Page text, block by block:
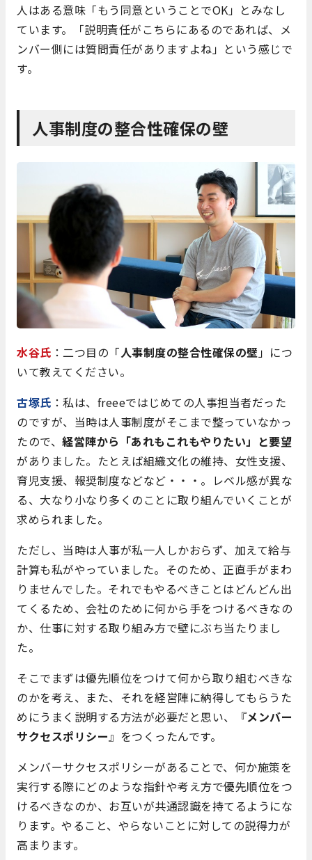
人はある意味「もう同意ということでOK」とみなし
ています。「説明責任がこちらにあるのであれば、メ
ンバー側には質問責任がありますよね」という感じで
す。
人事制度の整合性確保の壁
水谷氏 ：二つ目の「人事制度の整合性確保の壁」につ
いて教えてください。
古塚氏 ：私は、freeeではじめての人事担当者だった
のですが、当時は人事制度がそこまで整っていなかっ
たので、 経営陣から「あれもこれもやりたい」と要望
がありました。たとえば組織文化の維持、女性支援、
育児支援、報奨制度などなど・・・。レベル感が異な
る、大なり小なり多くのことに取り組んでいくことが
求められました。
ただし、当時は人事が私一人しかおらず、加えて給与
計算も私がやっていました。そのため、正直手がまわ
りませんでした。それでもやるべきことはどんどん出
てくるため、会社のために何から手をつけるべきなの
か、仕事に対する取り組み方で壁にぶち当たりまし
た。
そこでまずは優先順位をつけて何から取り組むべきな
のかを考え、また、それを経営陣に納得してもらうた
めにうまく説明する方法が必要だと思い、『メンバー
サクセスポリシー』をつくったんです。
メンバーサクセスポリシーがあることで、何か施策を
実行する際にどのような指針や考え方で優先順位をつ
けるべきなのか、お互いが共通認識を持てるようにな
ります。やること、やらないことに対しての説得力が
高まります。